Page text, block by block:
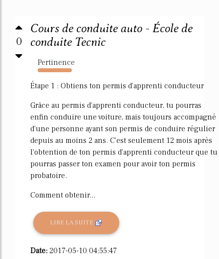
0
Cours de conduite auto - École de
conduite Tecnic
Pertinence
2034%
Étape 1 : Obtiens ton permis d'apprenti conducteur
Grâce au permis d'apprenti conducteur, tu pourras
enfin conduire une voiture, mais toujours accompagné
d'une personne ayant son permis de conduire régulier
depuis au moins 2 ans. C'est seulement 12 mois après
l'obtention de ton permis d'apprenti conducteur que tu
pourras passer ton examen pour avoir ton permis
probatoire.
Comment obtenir...
LIRE LA SUITE
Date: 2017-05-10 04:55:47